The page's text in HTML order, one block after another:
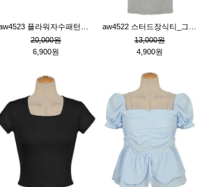
20,000원
6,900원
13,000원
4,900원